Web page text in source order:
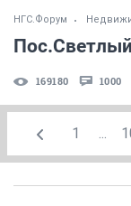
НГС.Форум
169180 1000
1 ...